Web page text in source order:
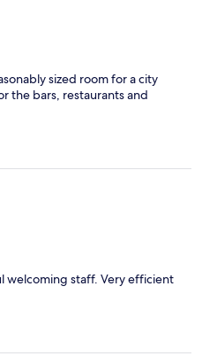
sized room for a city
the bars, restaurants and
welcoming staff. Very efficient